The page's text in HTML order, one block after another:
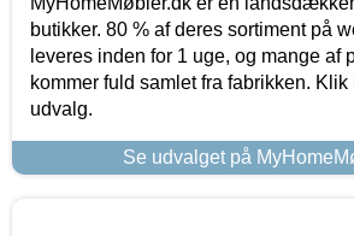
butikker. 80 % af deres sortiment på
leveres inden for 1 uge, og mange af
kommer fuld samlet fra fabrikken.
udvalg.
Se udvalget på